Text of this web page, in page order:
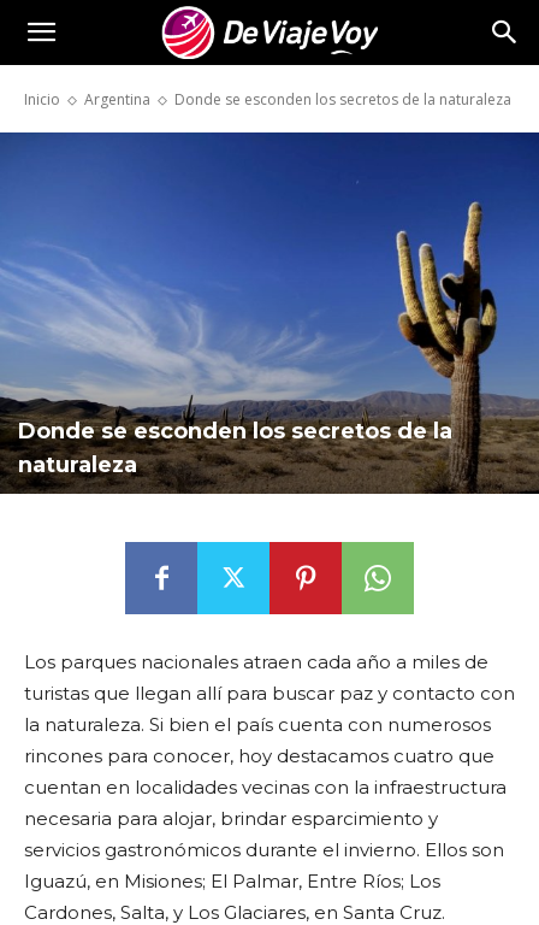
Inicio Argentina Donde se esconden los secretos de la naturaleza
Donde se esconden los secretos de la
naturaleza
Los parques nacionales atraen cada año a miles de
turistas que llegan allí para buscar paz y contacto con
la naturaleza. Si bien el país cuenta con numerosos
rincones para conocer, hoy destacamos cuatro que
cuentan en localidades vecinas con la infraestructura
necesaria para alojar, brindar esparcimiento y
servicios gastronómicos durante el invierno. Ellos son
Iguazú, en Misiones; El Palmar, Entre Ríos; Los
Cardones, Salta, y Los Glaciares, en Santa Cruz.